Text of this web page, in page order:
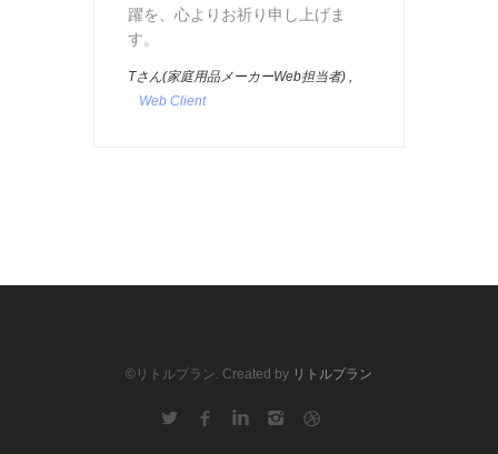
躍を、心よりお祈り申し上げま
す。
Tさん(家庭用品メーカーWeb担当者) ,
Web Client
©リトルプラン. Created by リトルプラン